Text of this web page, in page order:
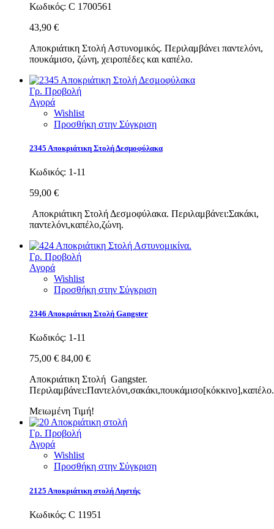
Κωδικός: C 1700561
43,90 €
Αποκριάτικη Στολή Αστυνομικός. Περιλαμβάνει παντελόνι,
πουκάμισο, ζώνη, χειροπέδες και καπέλο.
Γρ. Προβολή
Αγορά
Wishlist
Προσθήκη στην Σύγκριση
2345 Αποκριάτικη Στολή Δεσμοφύλακα
Κωδικός: 1-11
59,00 €
Αποκριάτικη Στολή Δεσμοφύλακα. Περιλαμβάνει:Σακάκι,
παντελόνι,καπέλο,ζώνη.
Γρ. Προβολή
Αγορά
Wishlist
Προσθήκη στην Σύγκριση
2346 Αποκριάτικη Στολή Gangster
Κωδικός: 1-11
75,00 € 84,00 €
Αποκριάτικη Στολή Gangster.
Περιλαμβάνει:Παντελόνι,σακάκι,πουκάμισο[κόκκινο],καπέλο.
Μειωμένη Τιμή!
Γρ. Προβολή
Αγορά
Wishlist
Προσθήκη στην Σύγκριση
2125 Αποκριάτικη στολή Ληστής
Κωδικός: C 11951